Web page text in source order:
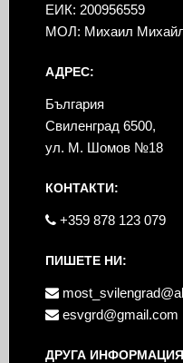
ЕИК: 200956559
МОЛ: Михаил
АДРЕС:
България
Свиленград 6500,
ул. М. Шомов №18
КОНТАКТИ:
+359 878 123 079
ПИШЕТЕ НИ:
esvgrd@gmail.com
ДРУГА